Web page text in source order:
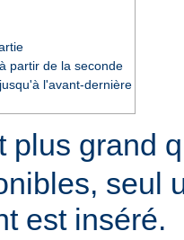
partir de la seconde
l'avant-dernière
plus grand
seul
est inséré.